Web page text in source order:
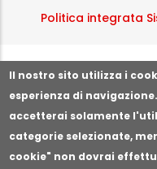
Il nostro sito utilizza i
esperienza di
accetterai solamente
categorie selezionate,
cookie" non dovrai
Politica integrata
Segnala